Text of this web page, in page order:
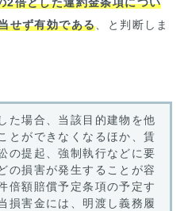
せず有効である 、と判断しま
た場合、当該目的建物を他
とができなくなるほか、賃
の提起、強制執行などに要
の損害が発生することが容
倍額賠償予定条項の予定す
損害金には、明渡し義務履